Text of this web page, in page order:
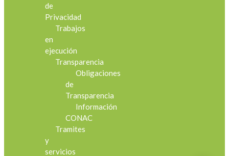
de
Privacidad
Trabajos
en
ejecución
Transparencia
Obligaciones
de
Transparencia
Información
CONAC
Tramites
y
servicios